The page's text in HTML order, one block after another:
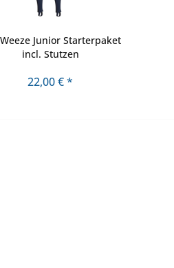
Junior Starterpaket
incl. Stutzen
22,00 € *